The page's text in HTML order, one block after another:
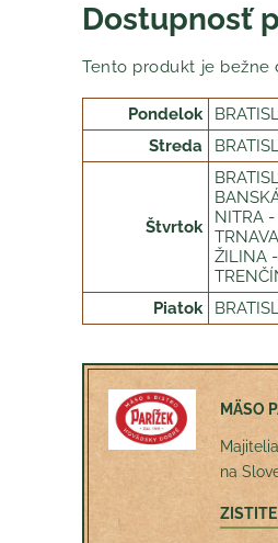
Dostupnosť
Tento produkt je bežne
Pondelok
Streda
Štvrtok
NITRA -
ŽILINA -
Piatok
MÄSO
na